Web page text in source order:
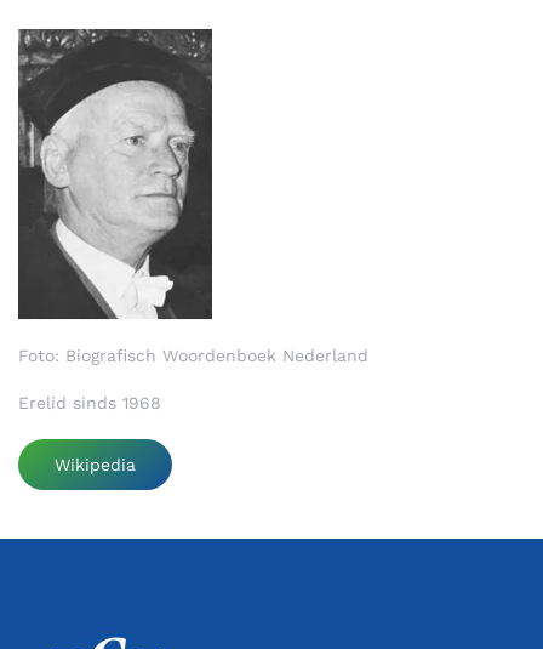
Foto: Biografisch Woordenboek Nederland
Erelid sinds 1968
Wikipedia